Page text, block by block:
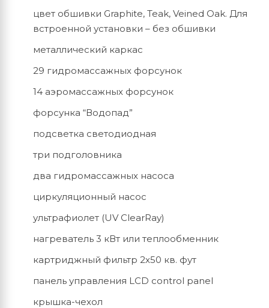
цвет обшивки Graphite, Teak, Veined Oak. Для
встроенной установки – без обшивки
металлический каркас
29 гидромассажных форсунок
14 аэромассажных форсунок
форсунка “Водопад”
подсветка светодиодная
три подголовника
два гидромассажных насоса
циркуляционный насос
ультрафиолет (UV ClearRay)
нагреватель 3 кВт или теплообменник
картриджный фильтр 2х50 кв. фут
панель управления LCD control panel
крышка-чехол